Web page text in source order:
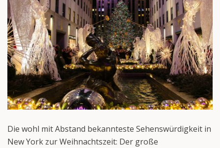
Die wohl mit Abstand bekannteste Sehenswürdigkeit in
New York zur Weihnachtszeit: Der große